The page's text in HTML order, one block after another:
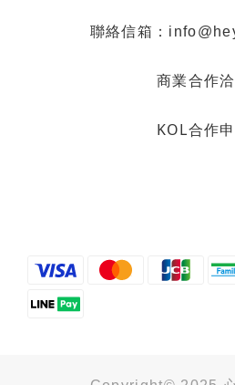
聯絡信箱：
商業合作
KOL合作